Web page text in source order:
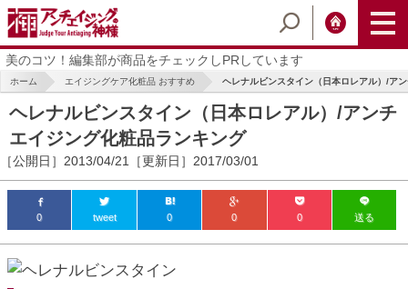
美のコツ！編集部が商品をチェックしPRしています
ホーム エイジングケア化粧品 おすすめ ヘレナルビンスタイン（日本ロレアル）/ア
ヘレナルビンスタイン（日本ロレアル）/アンチ
エイジング化粧品ランキング
［公開日］2013/04/21［更新日］2017/03/01
0 tweet 0 0 0 送る